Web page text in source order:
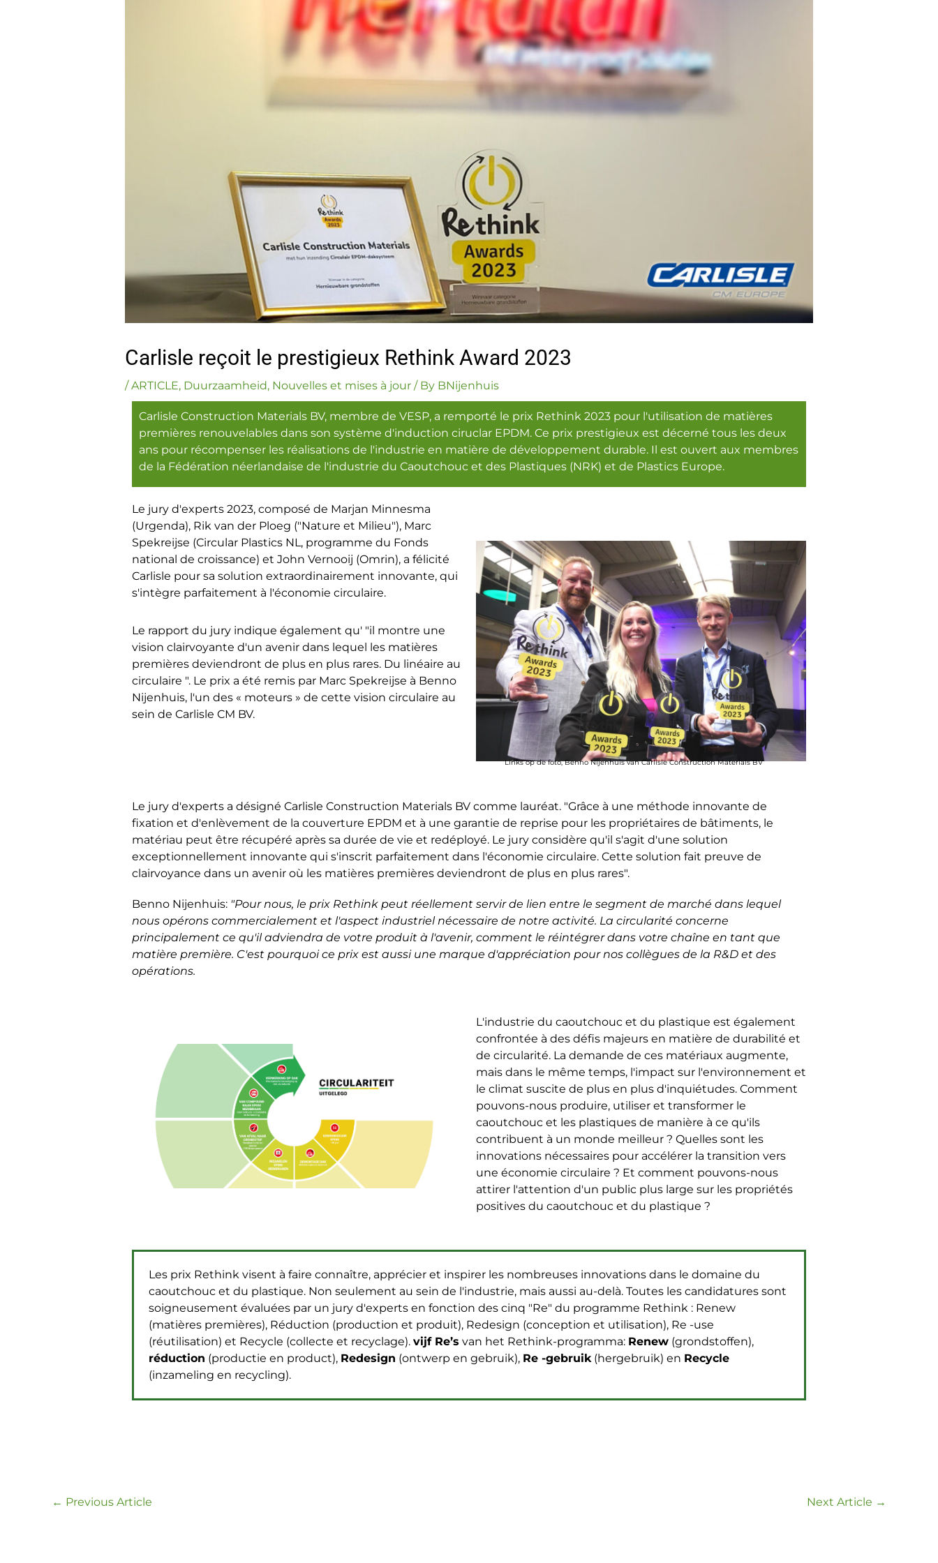
Carlisle reçoit le prestigieux Rethink Award 2023
/ARTICLE, Duurzaamheid, Nouvelles et mises à jour/ By BNijenhuis
Carlisle Construction Materials BV, membre de VESP, a remporté le prix Rethink 2023 pour l'utilisation de matières
premières renouvelables dans son système d'induction ciruclar EPDM. Ce prix prestigieux est décerné tous les deux
ans pour récompenser les réalisations de l'industrie en matière de développement durable. Il est ouvert aux membres
de la Fédération néerlandaise de l'industrie du Caoutchouc et des Plastiques (NRK) et de Plastics Europe.
Le jury d'experts 2023, composé de Marjan Minnesma
(Urgenda), Rik van der Ploeg ("Nature et Milieu"), Marc
Spekreijse (Circular Plastics NL, programme du Fonds
national de croissance) et John Vernooij (Omrin), a félicité
Carlisle pour sa solution extraordinairement innovante, qui
s'intègre parfaitement à l'économie circulaire.
Le rapport du jury indique également qu' "il montre une
vision clairvoyante d'un avenir dans lequel les matières
premières deviendront de plus en plus rares. Du linéaire au
circulaire ". Le prix a été remis par Marc Spekreijse à Benno
Nijenhuis, l'un des « moteurs » de cette vision circulaire au
sein de Carlisle CM BV.
Links op de foto, Benno Nijenhuis van Carlisle Construction Materials BV
Le jury d'experts a désigné Carlisle Construction Materials BV comme lauréat. "Grâce à une méthode innovante de
fixation et d'enlèvement de la couverture EPDM et à une garantie de reprise pour les propriétaires de bâtiments, le
matériau peut être récupéré après sa durée de vie et redéployé. Le jury considère qu'il s'agit d'une solution
exceptionnellement innovante qui s'inscrit parfaitement dans l'économie circulaire. Cette solution fait preuve de
clairvoyance dans un avenir où les matières premières deviendront de plus en plus rares".
Benno Nijenhuis: "Pour nous, le prix Rethink peut réellement servir de lien entre le segment de marché dans lequel
nous opérons commercialement et l'aspect industriel nécessaire de notre activité. La circularité concerne
principalement ce qu'il adviendra de votre produit à l'avenir, comment le réintégrer dans votre chaîne en tant que
matière première. C'est pourquoi ce prix est aussi une marque d'appréciation pour nos collègues de la R&D et des
opérations.
L'industrie du caoutchouc et du plastique est également
confrontée à des défis majeurs en matière de durabilité et
de circularité. La demande de ces matériaux augmente,
mais dans le même temps, l'impact sur l'environnement et
le climat suscite de plus en plus d'inquiétudes. Comment
pouvons-nous produire, utiliser et transformer le
caoutchouc et les plastiques de manière à ce qu'ils
contribuent à un monde meilleur ? Quelles sont les
innovations nécessaires pour accélérer la transition vers
une économie circulaire ? Et comment pouvons-nous
attirer l'attention d'un public plus large sur les propriétés
positives du caoutchouc et du plastique ?
Les prix Rethink visent à faire connaître, apprécier et inspirer les nombreuses innovations dans le domaine du
caoutchouc et du plastique. Non seulement au sein de l'industrie, mais aussi au-delà. Toutes les candidatures sont
soigneusement évaluées par un jury d'experts en fonction des cinq "Re" du programme Rethink : Renew
(matières premières), Réduction (production et produit), Redesign (conception et utilisation), Re -use
(réutilisation) et Recycle (collecte et recyclage). vijf Re’s van het Rethink-programma: Renew(grondstoffen),
réduction (productie en product), Redesign (ontwerp en gebruik), Re -gebruik(hergebruik) en Recycle
(inzameling en recycling).
← Previous Article Next Article →